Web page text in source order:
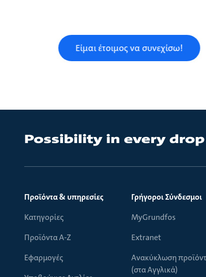
Είμαι έτοιμος να συνεχίσω!
Προϊόντα & υπηρεσίες
Κατηγορίες
Προϊόντα Α-Ζ
Εφαρμογές
Γρήγοροι Σύνδεσμοι
MyGrundfos
Extranet
Ανακύκλωση
(στα Αγγλικά)